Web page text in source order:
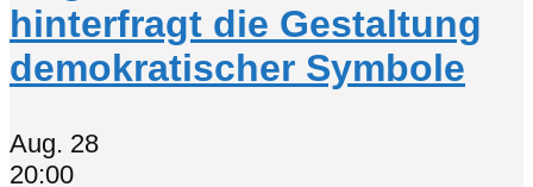
hinterfragt die Gestaltung
demokratischer Symbole
Aug. 28
20:00